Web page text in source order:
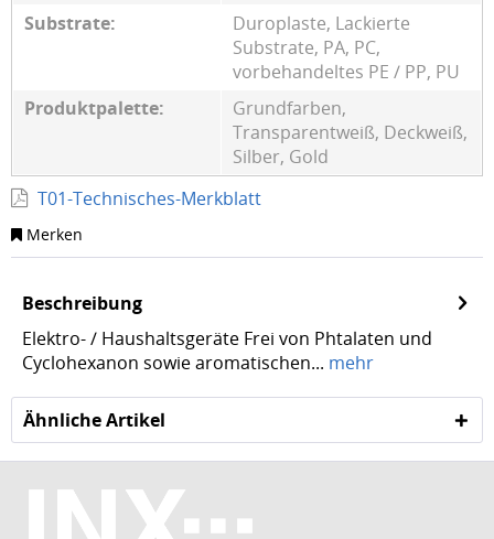
Substrate:
Duroplaste, Lackierte
Substrate, PA, PC,
vorbehandeltes PE / PP, PU
Produktpalette:
Grundfarben,
Transparentweiß, Deckweiß,
Silber, Gold
T01-Technisches-Merkblatt
Merken
Beschreibung
Elektro- / Haushaltsgeräte Frei von Phtalaten und
Cyclohexanon sowie aromatischen... mehr
Ähnliche Artikel